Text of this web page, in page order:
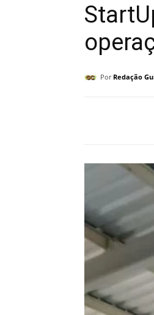
Por Redação